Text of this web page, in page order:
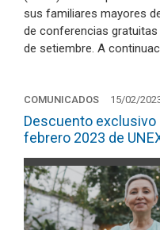
sus familiares mayores
de conferencias
de setiembre. A
COMUNICADOS 15/02/
Descuento exclusivo
febrero 2023 de